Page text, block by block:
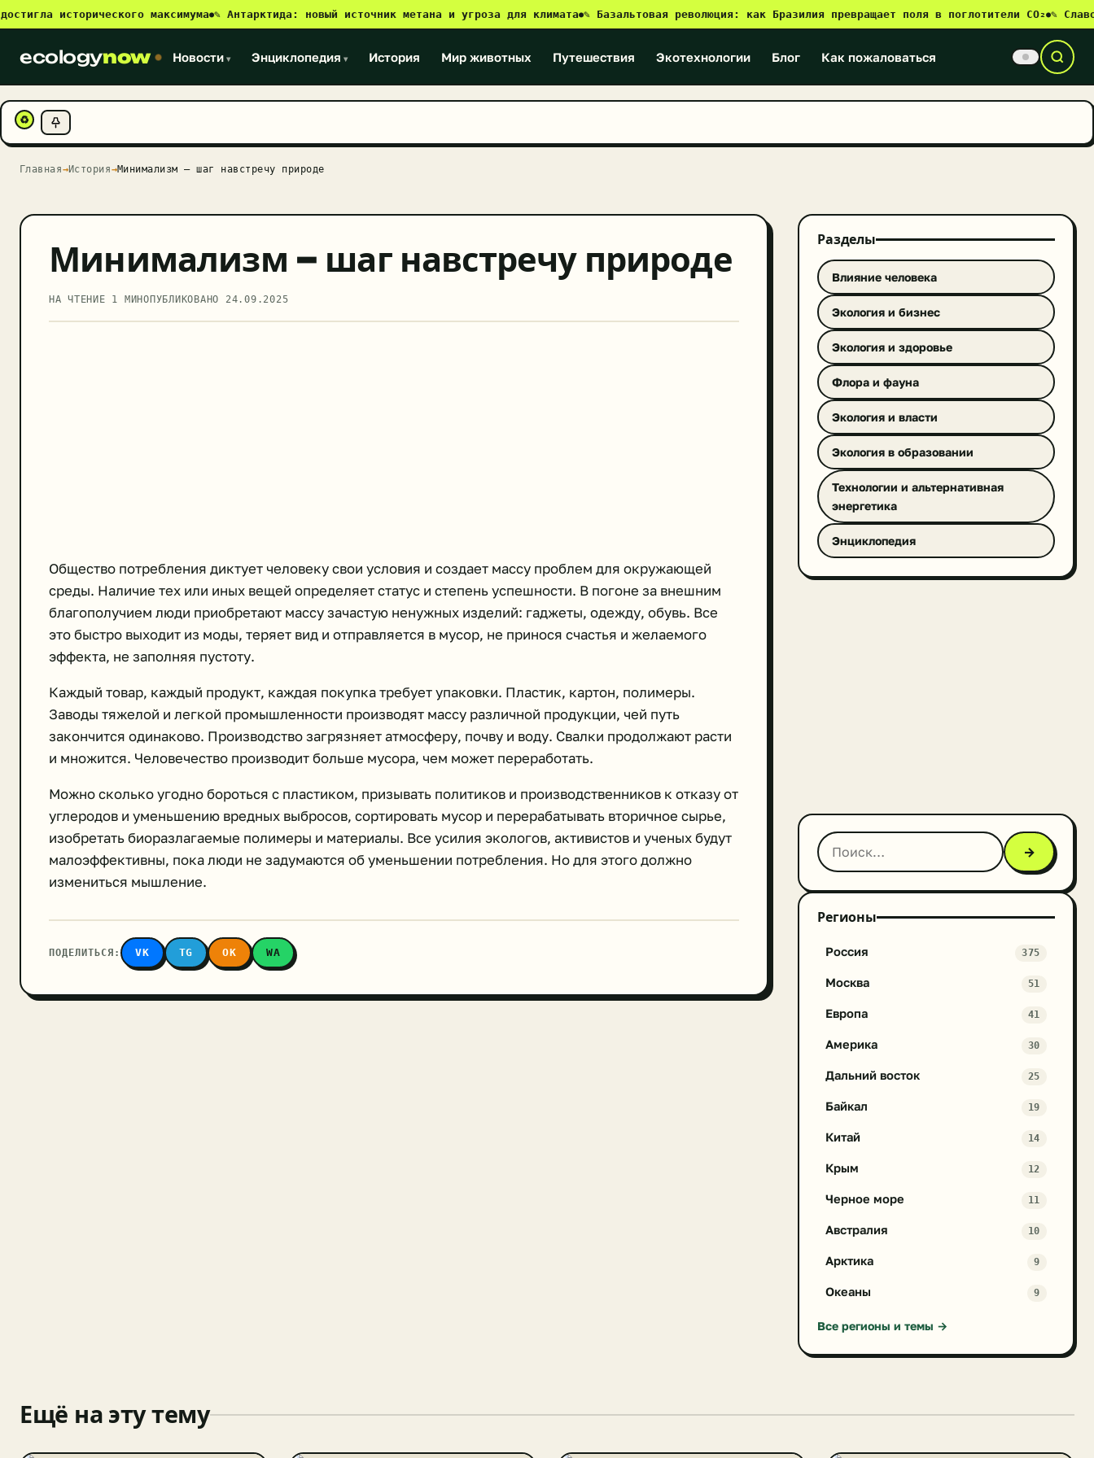
исторического максимума●✎ Антарктида: новый источник метана и угроза для климата●✎ Базальтовая революция: как Бразилия превращает поля в поглотители CO₂● ✎
ecologynow Новости ▾ Энциклопедия ▾ История Мир животных Путешествия Экотехнологии Блог Как пожаловаться
♻
Главная→История→Минимализм – шаг навстречу природе
Минимализм – шаг навстречу природе
НА ЧТЕНИЕ 1 МИНОПУБЛИКОВАНО 24.09.2025
Общество потребления диктует человеку свои условия и создает массу проблем для окружающей
среды. Наличие тех или иных вещей определяет статус и степень успешности. В погоне за внешним
благополучием люди приобретают массу зачастую ненужных изделий: гаджеты, одежду, обувь. Все
это быстро выходит из моды, теряет вид и отправляется в мусор, не принося счастья и желаемого
эффекта, не заполняя пустоту.
Каждый товар, каждый продукт, каждая покупка требует упаковки. Пластик, картон, полимеры.
Заводы тяжелой и легкой промышленности производят массу различной продукции, чей путь
закончится одинаково. Производство загрязняет атмосферу, почву и воду. Свалки продолжают расти
и множится. Человечество производит больше мусора, чем может переработать.
Можно сколько угодно бороться с пластиком, призывать политиков и производственников к отказу от
углеродов и уменьшению вредных выбросов, сортировать мусор и перерабатывать вторичное сырье,
изобретать биоразлагаемые полимеры и материалы. Все усилия экологов, активистов и ученых будут
малоэффективны, пока люди не задумаются об уменьшении потребления. Но для этого должно
измениться мышление.
ПОДЕЛИТЬСЯ: VK TG OK WA
Разделы
Влияние человека
Экология и бизнес
Экология и здоровье
Флора и фауна
Экология и власти
Экология в образовании
Технологии и альтернативная
энергетика
Энциклопедия
→
Регионы
Россия 375
Москва 51
Европа 41
Америка 30
Дальний восток 25
Байкал 19
Китай 14
Крым 12
Черное море 11
Австралия 10
Арктика 9
Океаны 9
Все регионы и темы →
Ещё на эту тему